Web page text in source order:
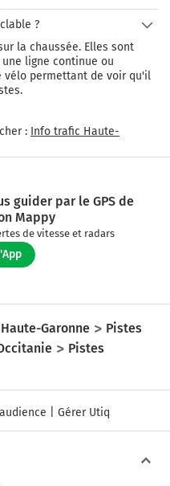
mondial de
?
la chaussée. Elles sont
ligne continue ou
vélo permettant de voir qu'il
: Info trafic Haute-
guider par le GPS de
Mappy
de vitesse et radars
Garonne
Pistes
Pistes
Gérer Utiq